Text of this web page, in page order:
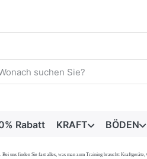
Sie einen Suchbegriff ein.
Rabatt KRAFT BÖDEN
uns finden Sie fast alles, was man zum Training braucht: